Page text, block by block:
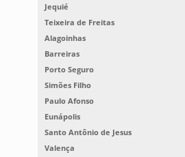
Jequié
Teixeira de Freitas
Alagoinhas
Barreiras
Porto Seguro
Simões Filho
Paulo Afonso
Eunápolis
Santo Antônio de Jesus
Valença